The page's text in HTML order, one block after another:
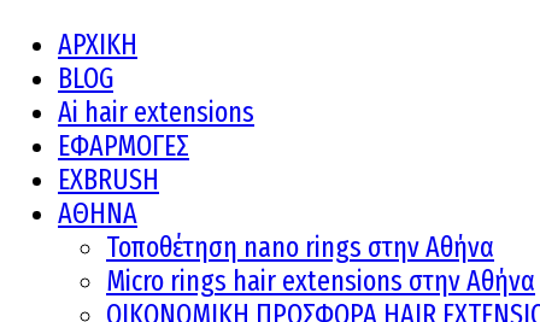
ΑΡΧΙΚΗ
BLOG
Ai hair extensions
ΕΦΑΡΜΟΓΕΣ
EXBRUSH
ΑΘΗΝΑ
Τοποθέτηση nano rings στην Αθήνα
Micro rings hair extensions στην Αθήνα
ΟΙΚΟΝΟΜΙΚΗ ΠΡΟΣΦΟΡΑ HAIR